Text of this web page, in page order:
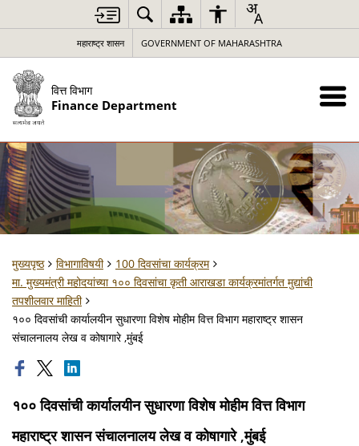
महाराष्ट्र शासन GOVERNMENT OF MAHARASHTRA
वित्त विभाग
Finance Department
मुख्यपृष्ठ विभागाविषयी
100 दिवसांचा कार्यक्रम
मा. मुख्यमंत्री महोदयांच्या १०० दिवसांचा कृती आराखडा कार्यक्रमांतर्गत मुद्यांची
तपशीलवार माहिती
१०० दिवसांची कार्यालयीन सुधारणा विशेष मोहीम वित्त विभाग महाराष्ट्र शासन
संचालनालय लेख व कोषागारे ,मुंबई
१०० दिवसांची कार्यालयीन सुधारणा विशेष मोहीम वित्त विभाग
महाराष्ट्र शासन संचालनालय लेख व कोषागारे ,मुंबई